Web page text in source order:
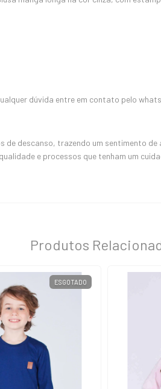
dúvida entre em contato pelo
descanso, trazendo um sentimento
e processos que tenham um
Produtos
ESGOTADO